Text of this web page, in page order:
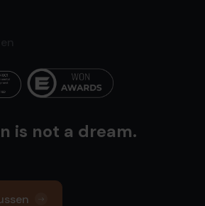
is not a dream.